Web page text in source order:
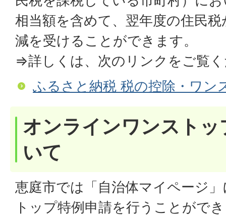
相当額を含めて、翌年度の住民
減を受けることができます。
⇒詳しくは、次のリンクをご覧
ふるさと納税 税の控除・ワン
オンラインワンスト
いて
恵庭市では「自治体マイページ
トップ特例申請を行うことがで